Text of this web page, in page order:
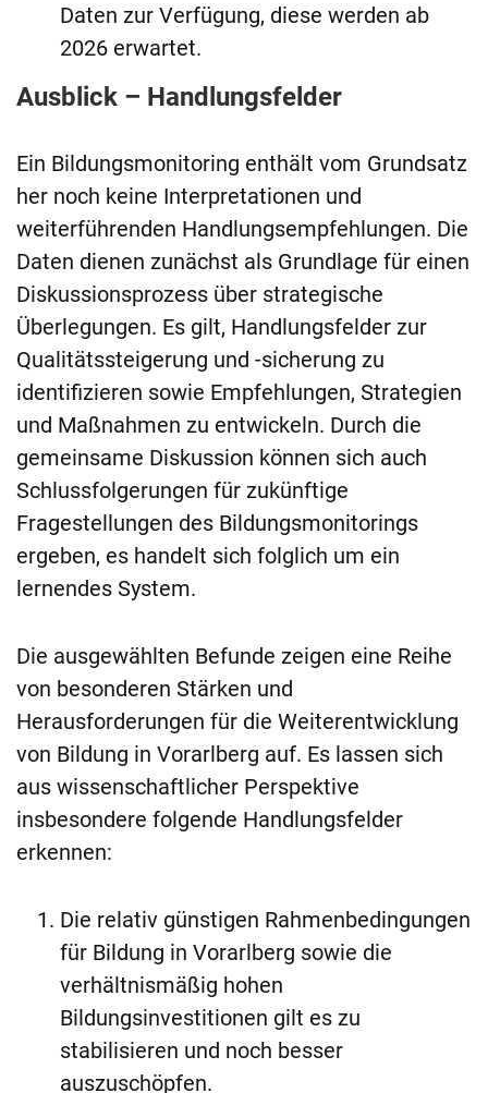
Daten zur Verfügung, diese werden ab
2026 erwartet.
Ausblick – Handlungsfelder
Ein Bildungsmonitoring enthält vom Grundsatz
her noch keine Interpretationen und
weiterführenden Handlungsempfehlungen. Die
Daten dienen zunächst als Grundlage für einen
Diskussionsprozess über strategische
Überlegungen. Es gilt, Handlungsfelder zur
Qualitätssteigerung und -sicherung zu
identifizieren sowie Empfehlungen, Strategien
und Maßnahmen zu entwickeln. Durch die
gemeinsame Diskussion können sich auch
Schlussfolgerungen für zukünftige
Fragestellungen des Bildungsmonitorings
ergeben, es handelt sich folglich um ein
lernendes System.
Die ausgewählten Befunde zeigen eine Reihe
von besonderen Stärken und
Herausforderungen für die Weiterentwicklung
von Bildung in Vorarlberg auf. Es lassen sich
aus wissenschaftlicher Perspektive
insbesondere folgende Handlungsfelder
erkennen:
Die relativ günstigen Rahmenbedingungen
für Bildung in Vorarlberg sowie die
verhältnismäßig hohen
Bildungsinvestitionen gilt es zu
stabilisieren und noch besser
auszuschöpfen.